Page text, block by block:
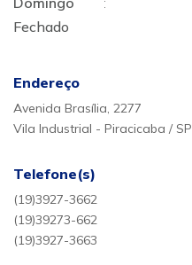
Fechado
Endereço
Avenida Brasília, 2277
Vila Industrial - Piracicaba / SP
Telefone(s)
(19)3927-3662
(19)39273-662
(19)3927-3663